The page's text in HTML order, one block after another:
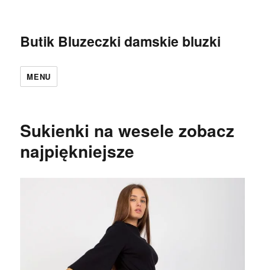
Butik Bluzeczki damskie bluzki
MENU
Sukienki na wesele zobacz
najpiękniejsze